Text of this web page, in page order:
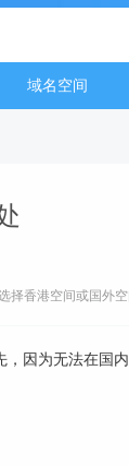
域名空间
择香港空间或国外
为无法在国